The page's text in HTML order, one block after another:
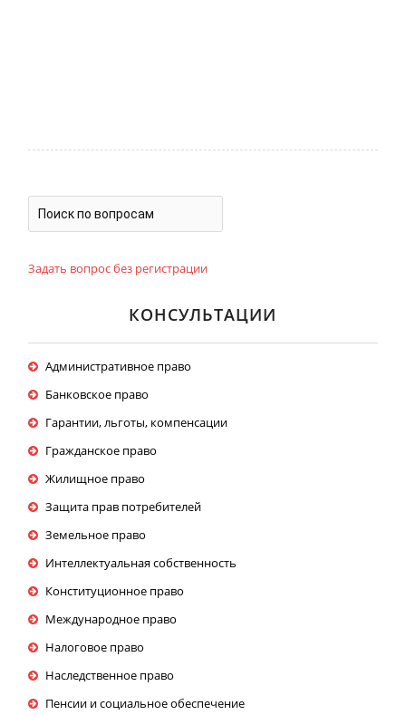
Задать вопрос без регистрации
КОНСУЛЬТАЦИИ
Административное право
Банковское право
Гарантии, льготы, компенсации
Гражданское право
Жилищное право
Защита прав потребителей
Земельное право
Интеллектуальная собственность
Конституционное право
Международное право
Налоговое право
Наследственное право
Пенсии и социальное обеспечение